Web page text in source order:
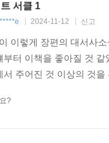
서클 1
2024-11-12 신고
이렇게 장편의 대서사
터 이책을 좋아질 것
서 주어진 것 이상의 것
?